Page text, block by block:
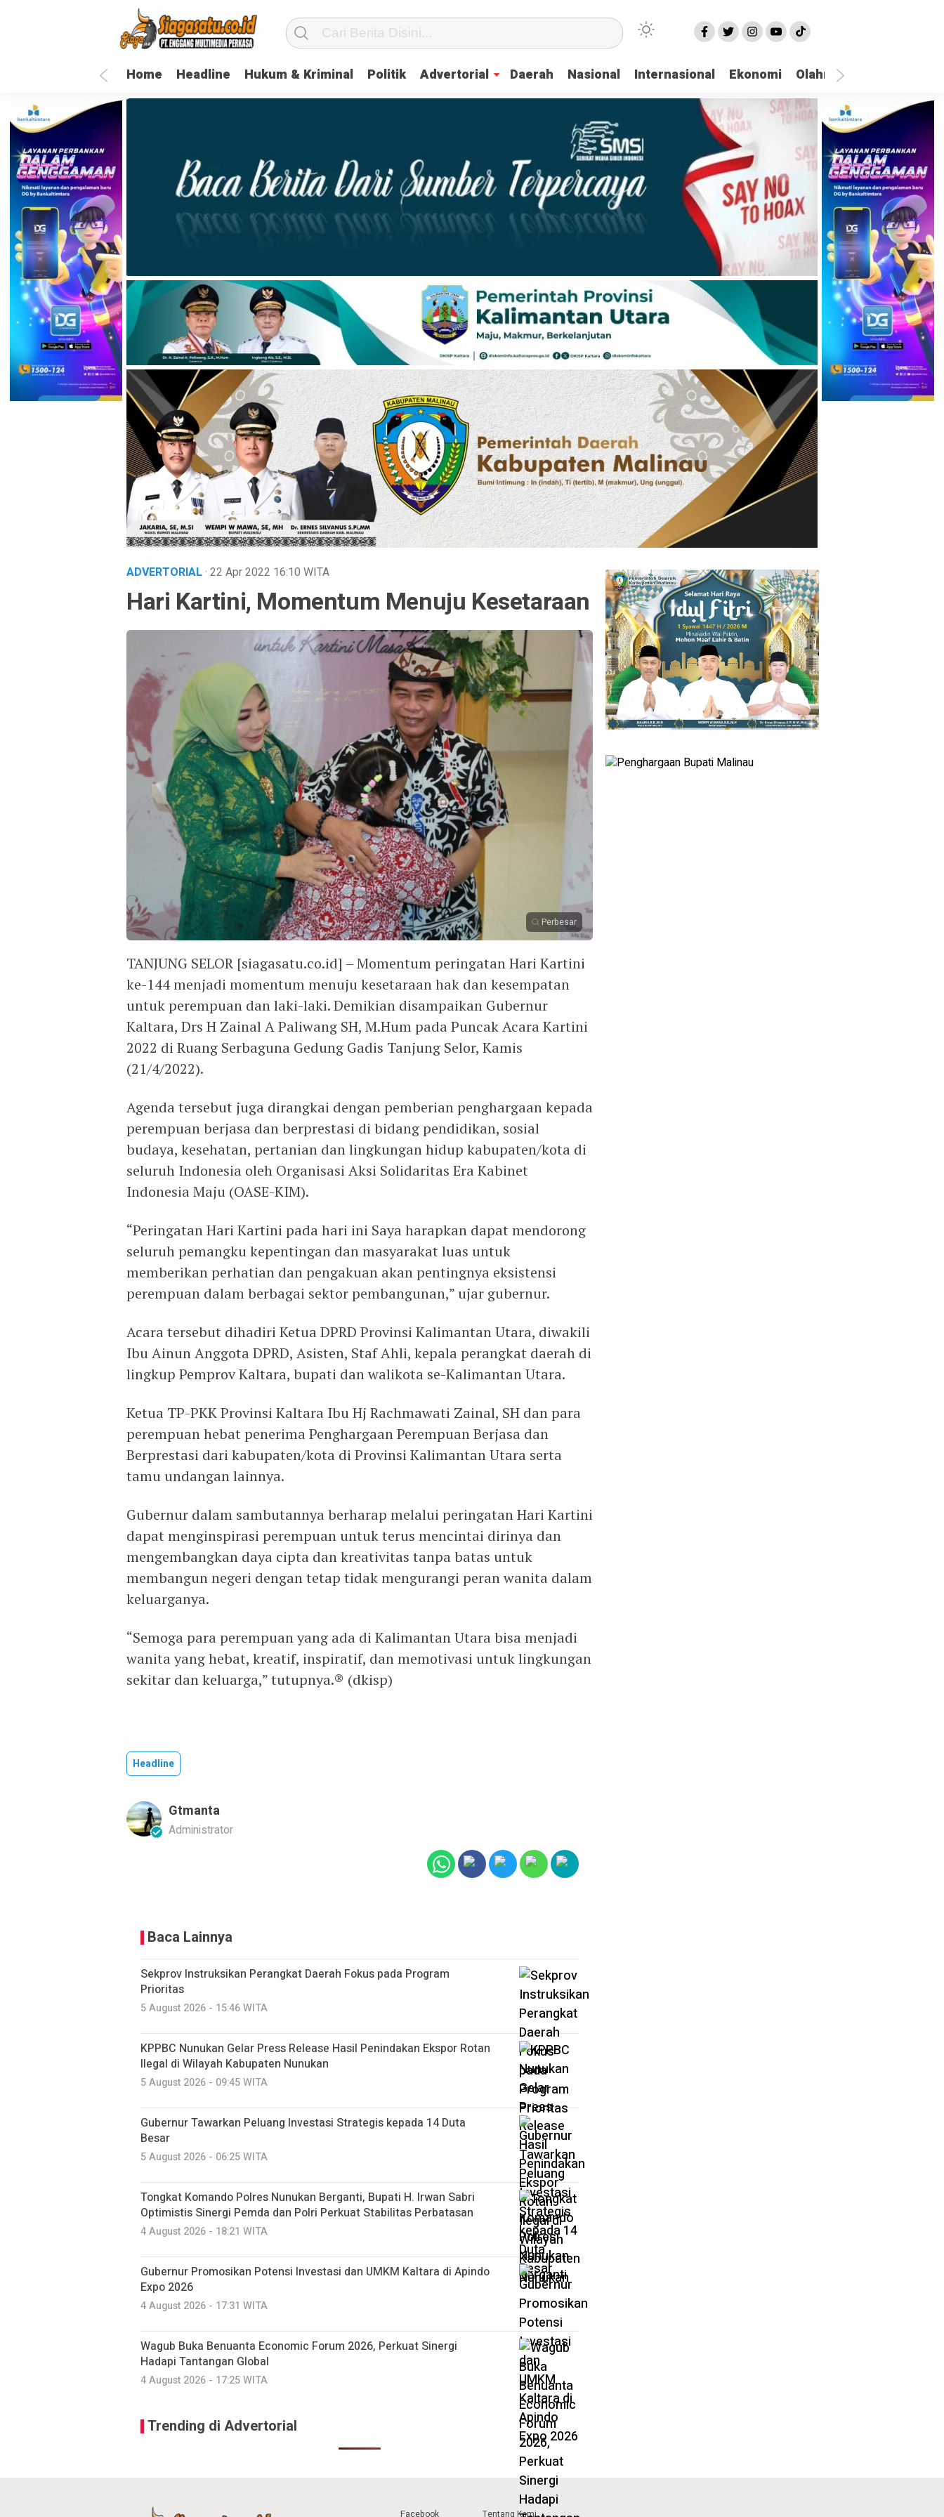
Home Headline Hukum & Kriminal Politik Advertorial Daerah Nasional Internasional Ekonomi Olahraga
ADVERTORIAL· 22 Apr 2022 16:10 WITA
Hari Kartini, Momentum Menuju Kesetaraan
Perbesar
TANJUNG SELOR [siagasatu.co.id] – Momentum peringatan Hari Kartini
ke-144 menjadi momentum menuju kesetaraan hak dan kesempatan
untuk perempuan dan laki-laki. Demikian disampaikan Gubernur
Kaltara, Drs H Zainal A Paliwang SH, M.Hum pada Puncak Acara Kartini
2022 di Ruang Serbaguna Gedung Gadis Tanjung Selor, Kamis
(21/4/2022).
Agenda tersebut juga dirangkai dengan pemberian penghargaan kepada
perempuan berjasa dan berprestasi di bidang pendidikan, sosial
budaya, kesehatan, pertanian dan lingkungan hidup kabupaten/kota di
seluruh Indonesia oleh Organisasi Aksi Solidaritas Era Kabinet
Indonesia Maju (OASE-KIM).
“Peringatan Hari Kartini pada hari ini Saya harapkan dapat mendorong
seluruh pemangku kepentingan dan masyarakat luas untuk
memberikan perhatian dan pengakuan akan pentingnya eksistensi
perempuan dalam berbagai sektor pembangunan,” ujar gubernur.
Acara tersebut dihadiri Ketua DPRD Provinsi Kalimantan Utara, diwakili
Ibu Ainun Anggota DPRD, Asisten, Staf Ahli, kepala perangkat daerah di
lingkup Pemprov Kaltara, bupati dan walikota se-Kalimantan Utara.
Ketua TP-PKK Provinsi Kaltara Ibu Hj Rachmawati Zainal, SH dan para
perempuan hebat penerima Penghargaan Perempuan Berjasa dan
Berprestasi dari kabupaten/kota di Provinsi Kalimantan Utara serta
tamu undangan lainnya.
Gubernur dalam sambutannya berharap melalui peringatan Hari Kartini
dapat menginspirasi perempuan untuk terus mencintai dirinya dan
mengembangkan daya cipta dan kreativitas tanpa batas untuk
membangun negeri dengan tetap tidak mengurangi peran wanita dalam
keluarganya.
“Semoga para perempuan yang ada di Kalimantan Utara bisa menjadi
wanita yang hebat, kreatif, inspiratif, dan memotivasi untuk lingkungan
sekitar dan keluarga,” tutupnya.® (dkisp)
Headline
Gtmanta
Administrator
Baca Lainnya
Sekprov Instruksikan Perangkat Daerah Fokus pada Program
Prioritas
5 August 2026 - 15:46 WITA
KPPBC Nunukan Gelar Press Release Hasil Penindakan Ekspor Rotan
Ilegal di Wilayah Kabupaten Nunukan
5 August 2026 - 09:45 WITA
Gubernur Tawarkan Peluang Investasi Strategis kepada 14 Duta
Besar
5 August 2026 - 06:25 WITA
Tongkat Komando Polres Nunukan Berganti, Bupati H. Irwan Sabri
Optimistis Sinergi Pemda dan Polri Perkuat Stabilitas Perbatasan
4 August 2026 - 18:21 WITA
Gubernur Promosikan Potensi Investasi dan UMKM Kaltara di Apindo
Expo 2026
4 August 2026 - 17:31 WITA
Wagub Buka Benuanta Economic Forum 2026, Perkuat Sinergi
Hadapi Tantangan Global
4 August 2026 - 17:25 WITA
Trending di Advertorial
Facebook Tentang Kami